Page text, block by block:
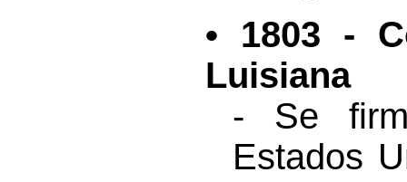
• 1803 -
Luisiana
- Se
Estados